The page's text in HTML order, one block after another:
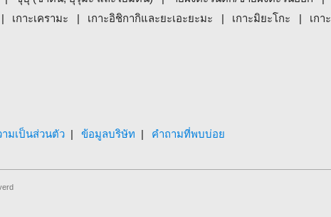
เกาะเครามะ เกาะอิชิกากิและยะเอะยะมะ เกาะมิยะโกะ เกา
มเป็นส่วนตัว ข้อมูลบริษัท คำถามที่พบบ่อย